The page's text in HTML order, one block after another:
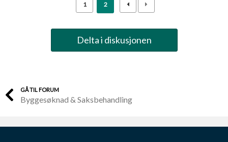
1 2
Delta i diskusjonen
GÅ TIL FORUM
Byggesøknad & Saksbehandling